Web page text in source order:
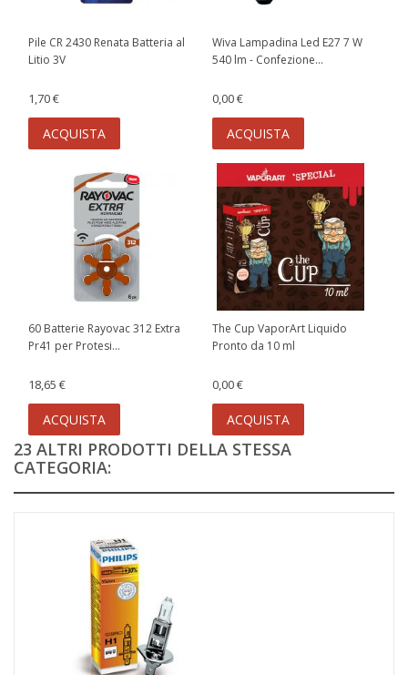
Pile CR 2430 Renata Batteria al
Litio 3V
1,70 €
ACQUISTA
Wiva Lampadina Led E27 7 W
540 lm - Confezione...
0,00 €
ACQUISTA
60 Batterie Rayovac 312 Extra
Pr41 per Protesi...
18,65 €
ACQUISTA
The Cup VaporArt Liquido
Pronto da 10 ml
0,00 €
ACQUISTA
23 ALTRI PRODOTTI DELLA STESSA
CATEGORIA: